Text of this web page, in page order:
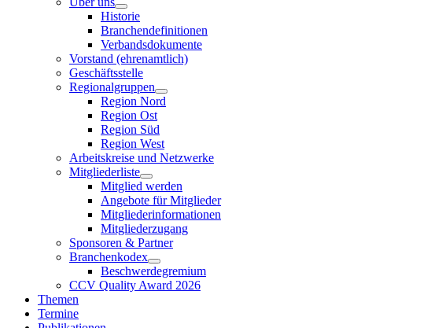
Historie
Branchendefinitionen
Verbandsdokumente
Vorstand (ehrenamtlich)
Geschäftsstelle
Regionalgruppen
Region Nord
Region Ost
Region Süd
Region West
Arbeitskreise und Netzwerke
Mitgliederliste
Mitglied werden
Angebote für Mitglieder
Mitgliederinformationen
Mitgliederzugang
Sponsoren & Partner
Branchenkodex
Beschwerdegremium
CCV Quality Award 2026
Themen
Termine